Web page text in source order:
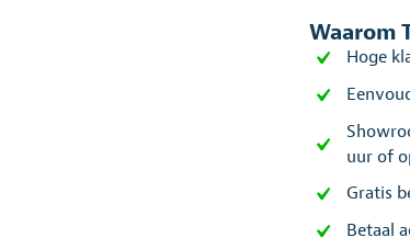
Waarom
Hoge
uur of
Gratis
Betaal